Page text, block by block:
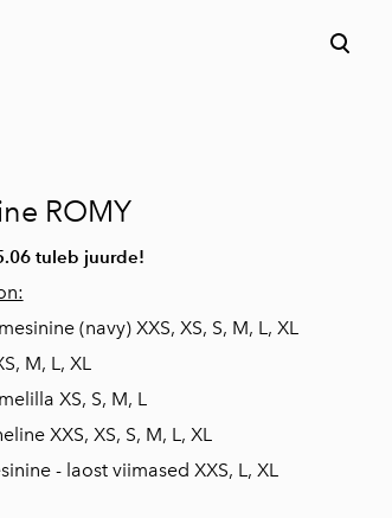
ROMY
tuleb juurde!
(navy) XXS, XS, S, M, L, XL
M, L, XL
XS, S, M, L
XXS, XS, S, M, L, XL
- laost viimased XXS, L, XL